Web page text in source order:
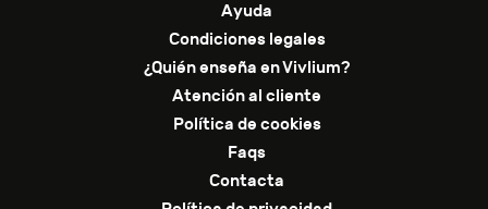
Ayuda
Condiciones legales
¿Quién enseña en Vivlium?
Atención al cliente
Política de cookies
Faqs
Contacta